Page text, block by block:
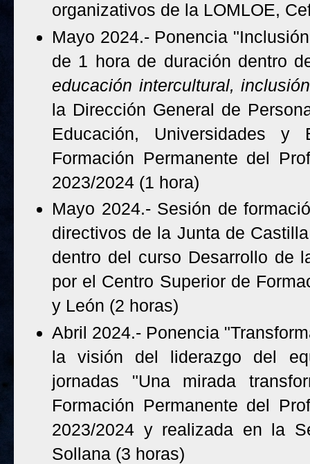
organizativos de la LOMLOE,
Mayo 2024.- Ponencia
de 1 hora de duración dentro
educación intercultural,
la Dirección General de
Educación, Universidades
Formación Permanente del
2023/2024 (1 hora)
Mayo 2024.- Sesión de
directivos de la Junta de
dentro del curso Desarrollo de
por el Centro Superior de
y León (2 horas)
Abril 2024.- Ponencia
la visión del liderazgo del
jornadas "Una mirada
Formación Permanente del
2023/2024 y realizada en la
Sollana (3 horas)